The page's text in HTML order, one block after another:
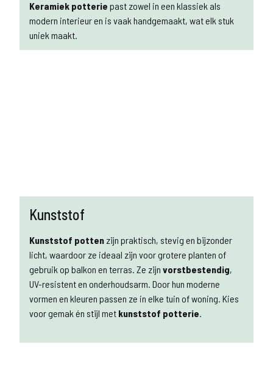
Keramiek potterie past zowel in een klassiek als
modern interieur en is vaak handgemaakt, wat elk stuk
uniek maakt.
Kunststof
Kunststof potten zijn praktisch, stevig en bijzonder
licht, waardoor ze ideaal zijn voor grotere planten of
gebruik op balkon en terras. Ze zijn vorstbestendig,
UV-resistent en onderhoudsarm. Door hun moderne
vormen en kleuren passen ze in elke tuin of woning. Kies
voor gemak én stijl met kunststof potterie.